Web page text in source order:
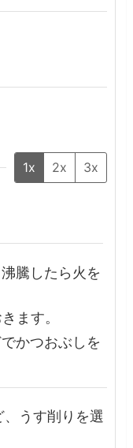
1x 2x 3x
騰したら火を
ます。
かつおぶしを
うす削りを選